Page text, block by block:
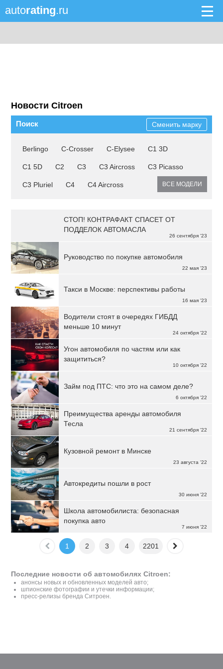
autorating.ru
Новости Citroen
Поиск Сменить марку
Berlingo C-Crosser C-Elysee C1 3D
C1 5D C2 C3 C3 Aircross C3 Picasso
C3 Pluriel C4 C4 Aircross ВСЕ МОДЕЛИ
26 сентября '23
СТОП! КОНТРАФАКТ СПАСЕТ ОТ
ПОДДЕЛОК АВТОМАСЛА
22 мая '23
Руководство по покупке автомобиля
16 мая '23
Такси в Москве: перспективы работы
24 октября '22
Водители стоят в очередях ГИБДД
меньше 10 минут
10 октября '22
Угон автомобиля по частям или как
защититься?
6 октября '22
Займ под ПТС: что это на самом деле?
21 сентября '22
Преимущества аренды автомобиля
Тесла
23 августа '22
Кузовной ремонт в Минске
30 июня '22
Автокредиты пошли в рост
7 июня '22
Школа автомобилиста: безопасная
покупка авто
1 2 3 4 2201
Последние новости об автомобилях Citroen:
анонсы новых и обновленных моделей авто;
шпионские фотографии и утечки информации;
пресс-релизы бренда Ситроен.